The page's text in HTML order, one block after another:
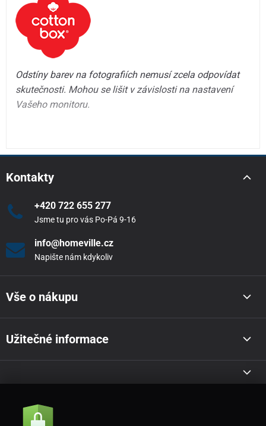
Odstíny barev na fotografiích nemusí zcela odpovídat
skutečnosti. Mohou se lišit v závislosti na nastavení
Vašeho monitoru.
Kontakty
+420 722 655 277
Jsme tu pro vás Po-Pá 9-16
info@homeville.cz
Napište nám kdykoliv
Vše o nákupu
Užitečné informace
Akce a novinky e-mailem